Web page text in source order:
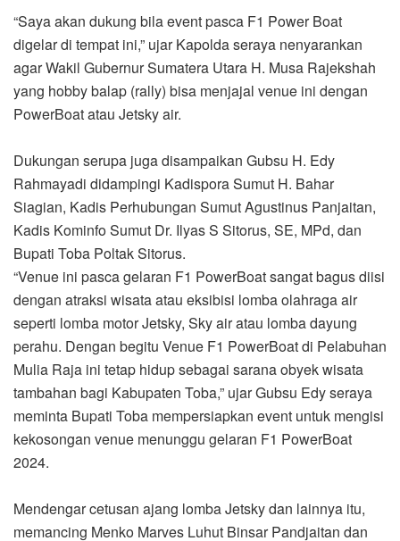
“Saya akan dukung bila event pasca F1 Power Boat
digelar di tempat ini,” ujar Kapolda seraya nenyarankan
agar Wakil Gubernur Sumatera Utara H. Musa Rajekshah
yang hobby balap (rally) bisa menjajal venue ini dengan
PowerBoat atau Jetsky air.
Dukungan serupa juga disampaikan Gubsu H. Edy
Rahmayadi didampingi Kadispora Sumut H. Bahar
Siagian, Kadis Perhubungan Sumut Agustinus Panjaitan,
Kadis Kominfo Sumut Dr. Ilyas S Sitorus, SE, MPd, dan
Bupati Toba Poltak Sitorus.
“Venue ini pasca gelaran F1 PowerBoat sangat bagus diisi
dengan atraksi wisata atau eksibisi lomba olahraga air
seperti lomba motor Jetsky, Sky air atau lomba dayung
perahu. Dengan begitu Venue F1 PowerBoat di Pelabuhan
Mulia Raja ini tetap hidup sebagai sarana obyek wisata
tambahan bagi Kabupaten Toba,” ujar Gubsu Edy seraya
meminta Bupati Toba mempersiapkan event untuk mengisi
kekosongan venue menunggu gelaran F1 PowerBoat
2024.
Mendengar cetusan ajang lomba Jetsky dan lainnya itu,
memancing Menko Marves Luhut Binsar Pandjaitan dan